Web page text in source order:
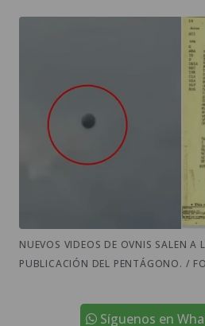
NUEVOS VIDEOS DE OVNIS SALEN A
PUBLICACIÓN DEL PENTÁGONO. /
Síguenos en